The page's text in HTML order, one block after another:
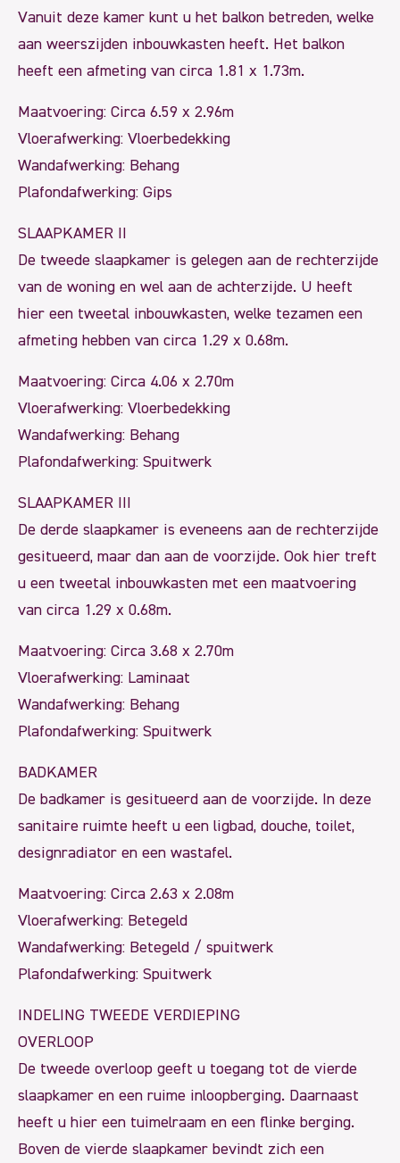
Vanuit deze kamer kunt u het balkon betreden, welke
aan weerszijden inbouwkasten heeft. Het balkon
heeft een afmeting van circa 1.81 x 1.73m.
Maatvoering: Circa 6.59 x 2.96m
Vloerafwerking: Vloerbedekking
Wandafwerking: Behang
Plafondafwerking: Gips
SLAAPKAMER II
De tweede slaapkamer is gelegen aan de rechterzijde
van de woning en wel aan de achterzijde. U heeft
hier een tweetal inbouwkasten, welke tezamen een
afmeting hebben van circa 1.29 x 0.68m.
Maatvoering: Circa 4.06 x 2.70m
Vloerafwerking: Vloerbedekking
Wandafwerking: Behang
Plafondafwerking: Spuitwerk
SLAAPKAMER III
De derde slaapkamer is eveneens aan de rechterzijde
gesitueerd, maar dan aan de voorzijde. Ook hier treft
u een tweetal inbouwkasten met een maatvoering
van circa 1.29 x 0.68m.
Maatvoering: Circa 3.68 x 2.70m
Vloerafwerking: Laminaat
Wandafwerking: Behang
Plafondafwerking: Spuitwerk
BADKAMER
De badkamer is gesitueerd aan de voorzijde. In deze
sanitaire ruimte heeft u een ligbad, douche, toilet,
designradiator en een wastafel.
Maatvoering: Circa 2.63 x 2.08m
Vloerafwerking: Betegeld
Wandafwerking: Betegeld / spuitwerk
Plafondafwerking: Spuitwerk
INDELING TWEEDE VERDIEPING
OVERLOOP
De tweede overloop geeft u toegang tot de vierde
slaapkamer en een ruime inloopberging. Daarnaast
heeft u hier een tuimelraam en een flinke berging.
Boven de vierde slaapkamer bevindt zich een